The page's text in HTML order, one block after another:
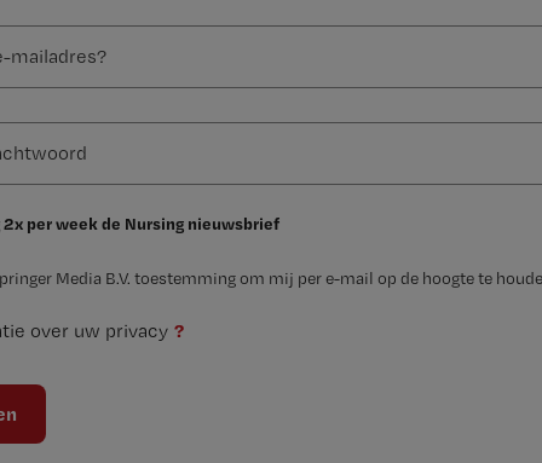
2x per week de Nursing nieuwsbrief
Media B.V. toestemming om mij per e-mail op de hoogte te
over uw privacy ?